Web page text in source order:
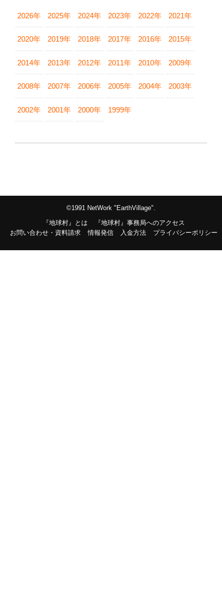
2026年 2025年 2024年 2023年 2022年 2021年
2020年 2019年 2018年 2017年 2016年 2015年
2014年 2013年 2012年 2011年 2010年 2009年
2008年 2007年 2006年 2005年 2004年 2003年
2002年 2001年 2000年 1999年
©1991 NetWork "EarthVillage".
『地球村』とは
『地球村』事務局へのアクセス
お問い合わせ・資料請求
情報発信 入金方法 プライバシーポリシー